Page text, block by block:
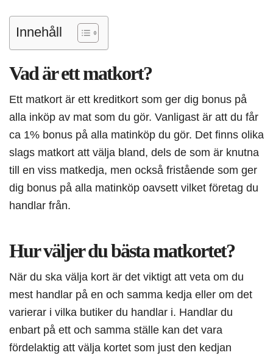
Innehåll
Vad är ett matkort?
Ett matkort är ett kreditkort som ger dig bonus på
alla inköp av mat som du gör. Vanligast är att du får
ca 1% bonus på alla matinköp du gör. Det finns olika
slags matkort att välja bland, dels de som är knutna
till en viss matkedja, men också fristående som ger
dig bonus på alla matinköp oavsett vilket företag du
handlar från.
Hur väljer du bästa matkortet?
När du ska välja kort är det viktigt att veta om du
mest handlar på en och samma kedja eller om det
varierar i vilka butiker du handlar i. Handlar du
enbart på ett och samma ställe kan det vara
fördelaktig att välja kortet som just den kedjan